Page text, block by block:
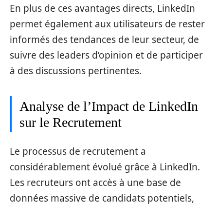
En plus de ces avantages directs, LinkedIn
permet également aux utilisateurs de rester
informés des tendances de leur secteur, de
suivre des leaders d’opinion et de participer
à des discussions pertinentes.
Analyse de l’Impact de LinkedIn
sur le Recrutement
Le processus de recrutement a
considérablement évolué grâce à LinkedIn.
Les recruteurs ont accès à une base de
données massive de candidats potentiels,